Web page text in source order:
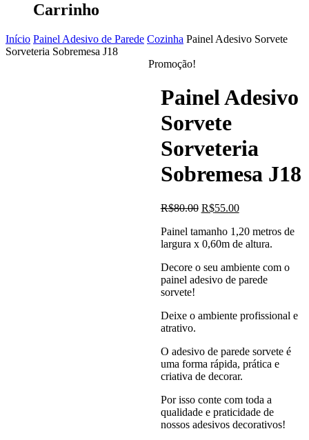
Carrinho
Início Painel Adesivo de Parede Cozinha Painel Adesivo Sorvete
Sorveteria Sobremesa J18
Promoção!
Painel Adesivo
Sorvete
Sorveteria
Sobremesa J18
R$80.00 O
original
era:
R$55.00O
atual
é:
Painel tamanho 1,20 metros de
largura x 0,60m de altura.
Decore o seu ambiente com o
painel adesivo de parede
sorvete!
Deixe o ambiente profissional e
atrativo.
O adesivo de parede sorvete é
uma forma rápida, prática e
criativa de decorar.
Por isso conte com toda a
qualidade e praticidade de
nossos adesivos decorativos!